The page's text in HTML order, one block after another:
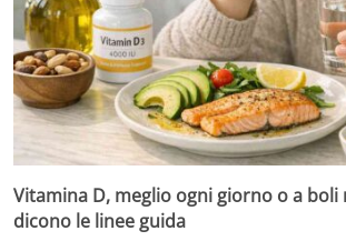
Vitamina D, meglio ogni giorno o a boli
dicono le linee guida